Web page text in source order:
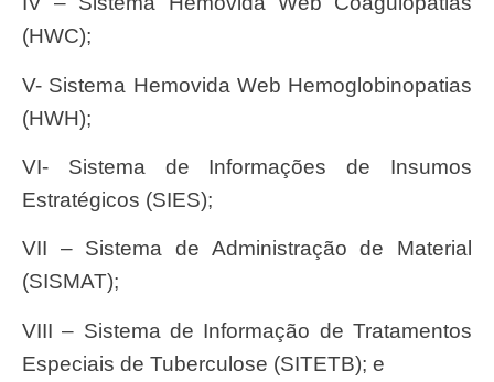
(HWC);
V- Sistema Hemovida Web Hemoglobinopatias
(HWH);
VI- Sistema de Informações de Insumos
Estratégicos (SIES);
VII – Sistema de Administração de Material
(SISMAT);
VIII – Sistema de Informação de Tratamentos
Especiais de Tuberculose (SITETB); e